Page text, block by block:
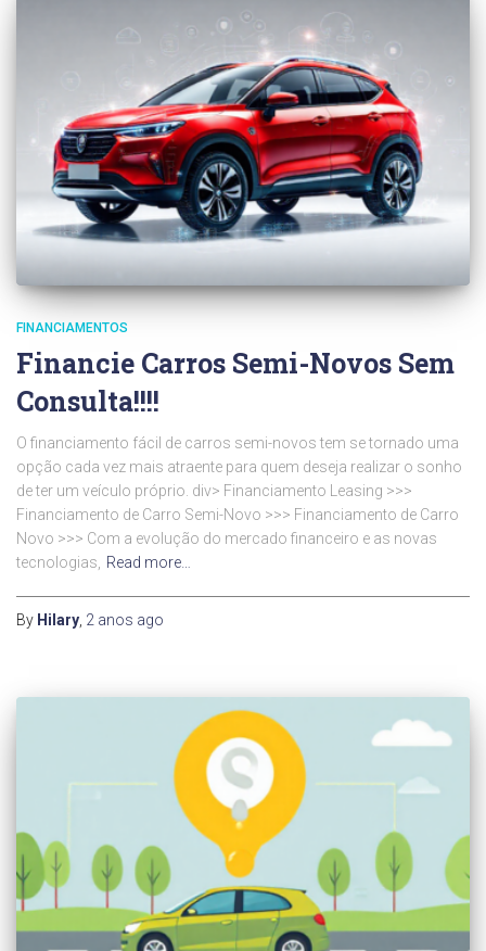
FINANCIAMENTOS
Financie Carros Semi-Novos Sem
Consulta!!!!
O financiamento fácil de carros semi-novos tem se tornado uma
opção cada vez mais atraente para quem deseja realizar o sonho
de ter um veículo próprio. div> Financiamento Leasing >>>
Financiamento de Carro Semi-Novo >>> Financiamento de Carro
Novo >>> Com a evolução do mercado financeiro e as novas
tecnologias,
Read more…
By Hilary 2 anos ago